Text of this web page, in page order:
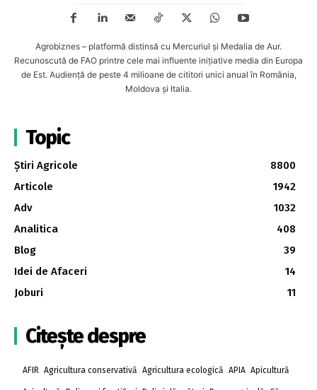
Agrobiznes – platformă distinsă cu Mercuriul și Medalia de Aur.
Recunoscută de FAO printre cele mai influente inițiative media din Europa
de Est. Audiență de peste 4 milioane de cititori unici anual în România,
Moldova și Italia.
Topic
Știri Agricole
8800
Articole
1942
Adv
1032
Analitica
408
Blog
39
Idei de Afaceri
14
Joburi
11
Citește despre
AFIR Agricultura conservativă Agricultura ecologică APIA Apicultură